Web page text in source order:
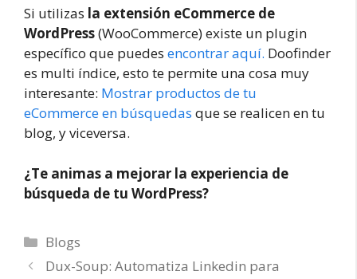
Si utilizas la extensión eCommerce de
WordPress(WooCommerce) existe un plugin
específico que puedes encontrar aquí. Doofinder
es multi índice, esto te permite una cosa muy
interesante: Mostrar productos de tu
eCommerce en búsquedas que se realicen en tu
blog, y viceversa.
¿Te animas a mejorar la experiencia de
búsqueda de tu WordPress?
Categorías
Blogs
Dux-Soup: Automatiza Linkedin para